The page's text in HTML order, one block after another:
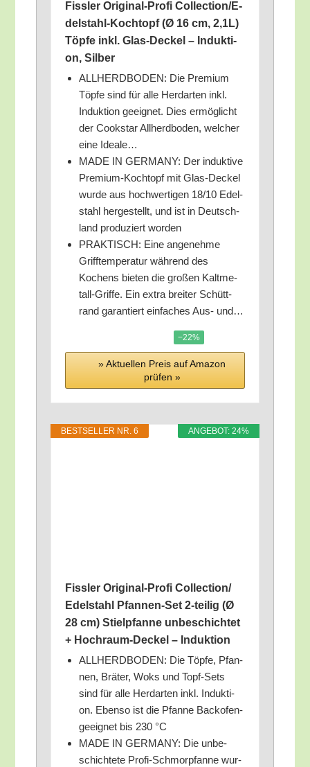
Fiss­ler Ori­gi­nal-Pro­fi Coll­ec­tion­/E­
del­stahl-Koch­topf (Ø 16 cm, 2,1L)
Töp­fe inkl. Glas-Deckel – Induk­ti­
on, Silber
ALLHERDBODEN: Die Pre­mi­um
Töp­fe sind für alle Herd­ar­ten inkl.
Induk­ti­on geeig­net. Dies ermög­licht
der Cook­star All­h­erd­bo­den, wel­cher
eine Ideale…
MADE IN GERMANY: Der induk­ti­ve
Pre­mi­um-Koch­topf mit Glas-Deckel
wur­de aus hoch­wer­ti­gen 18/​10 Edel­
stahl her­ge­stellt, und ist in Deutsch­
land pro­du­ziert worden
PRAKTISCH: Eine ange­neh­me
Griff­tem­pe­ra­tur wäh­rend des
Kochens bie­ten die gro­ßen Kalt­me­
tall-Grif­fe. Ein extra brei­ter Schütt­
rand garan­tiert ein­fa­ches Aus- und…
−22%
» Aktu­el­len Preis auf Ama­zon
prü­fen »
ANGE­BOT: 24%
BEST­SEL­LER NR. 6
Fiss­ler Ori­gi­nal-Pro­fi Collection/​
Edelstahl Pfan­nen-Set 2‑teilig (Ø
28 cm) Stiel­pfan­ne unbe­schich­tet
+ Hoch­raum-Deckel – Induktion
ALLHERDBODEN: Die Töp­fe, Pfan­
nen, Brä­ter, Woks und Topf-Sets
sind für alle Herd­ar­ten inkl. Induk­ti­
on. Eben­so ist die Pfan­ne Back­ofen-
geeig­net bis 230 °C
MADE IN GERMANY: Die unbe­
schich­te­te Pro­fi-Schmor­pfan­ne wur­